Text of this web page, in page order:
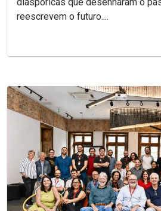
reescrevem o futuro....